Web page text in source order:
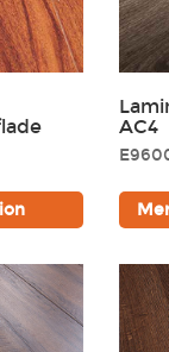
AC4
række forskellige
får dit rum til at